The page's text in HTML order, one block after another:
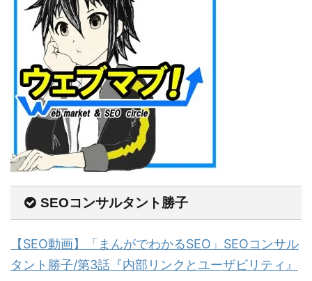
SEOコンサルタント勝子
【SEO動画】「まんがでわかるSEO」SEOコンサル
タント勝子/第3話『内部リンクとユーザビリティ』